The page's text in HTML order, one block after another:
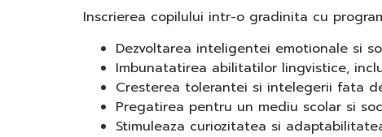
Inscrierea copilului intr-o gradinita cu
Dezvoltarea inteligentei emotionale si
Imbunatatirea abilitatilor lingvistice,
Cresterea tolerantei si intelegerii fata
Pregatirea pentru un mediu scolar si
Stimuleaza curiozitatea si